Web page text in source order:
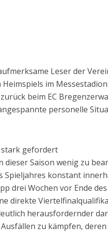
Leser der
im
beim EC
personelle
gefordert
Saison wenig zu
Spieljahres konstant
drei Wochen vor Ende
direkte
herausfordernder
zu kämpfen,